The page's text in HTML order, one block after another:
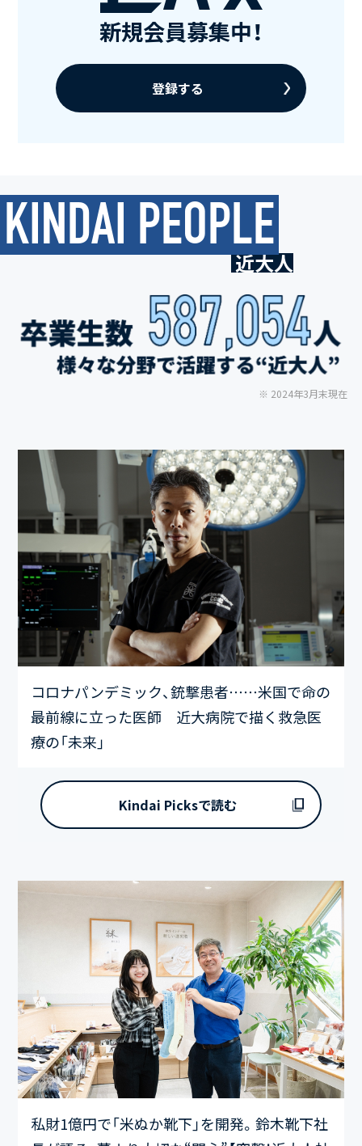
新規会員募集中！
登録する
KINDAI PEOPLE
近大人
2024年3月末現在
コロナパンデミック、銃撃患者……米国で命の
最前線に立った医師 近大病院で描く救急医
療の「未来」
Kindai Picksで読む
私財1億円で「米ぬか靴下」を開発。鈴木靴下社